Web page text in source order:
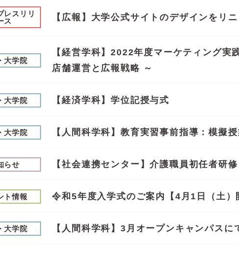
レスリリ
ス
【広報】大学公式サイトのデザインをリ
大学院
【経営学科】2022年度マーケティング実
店舗運営と広報戦略 ～
大学院 【経済学科】学位記授与式
大学院 【人間科学科】教育実習事前指導：模擬
らせ 【社会連携センター】介護職員初任者研
ト情報 令和5年度入学式のご案内【4月1日（土）
大学院 【人間科学科】3月オープンキャンパスに